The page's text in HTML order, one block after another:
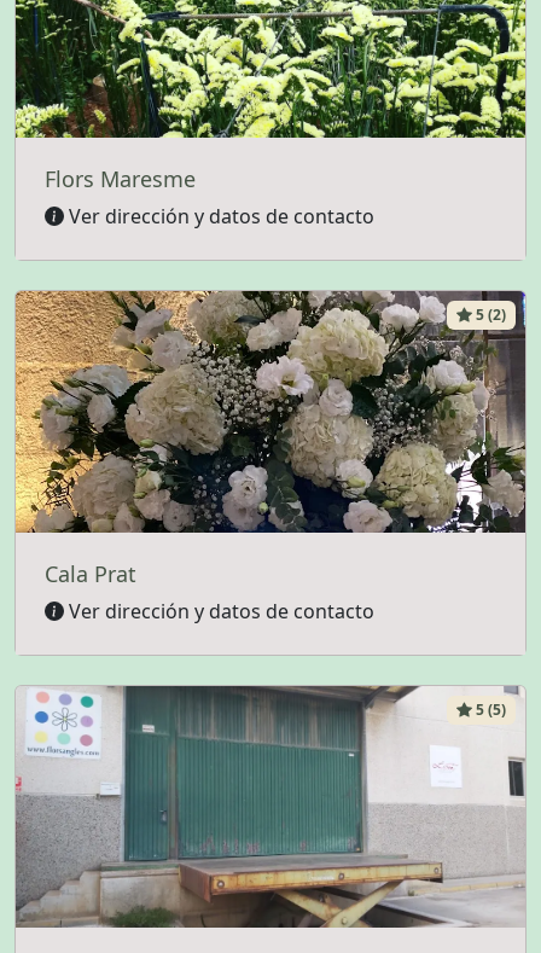
Flors Maresme
Ver dirección y datos de contacto
5 (2)
Cala Prat
Ver dirección y datos de contacto
5 (5)